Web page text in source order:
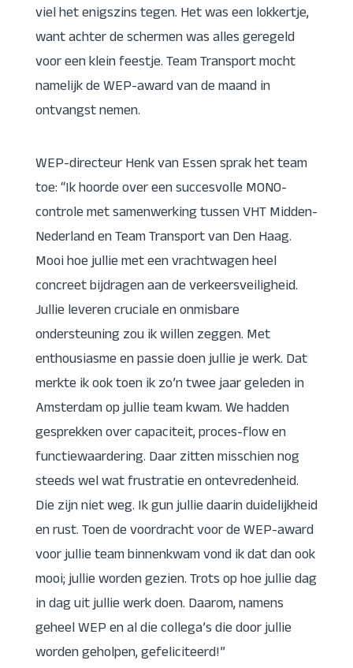
viel het enigszins tegen. Het was een lokkertje,
want achter de schermen was alles geregeld
voor een klein feestje. Team Transport mocht
namelijk de WEP-award van de maand in
ontvangst nemen.
WEP-directeur Henk van Essen sprak het team
toe: “Ik hoorde over een succesvolle MONO-
controle met samenwerking tussen VHT Midden-
Nederland en Team Transport van Den Haag.
Mooi hoe jullie met een vrachtwagen heel
concreet bijdragen aan de verkeersveiligheid.
Jullie leveren cruciale en onmisbare
ondersteuning zou ik willen zeggen. Met
enthousiasme en passie doen jullie je werk. Dat
merkte ik ook toen ik zo’n twee jaar geleden in
Amsterdam op jullie team kwam. We hadden
gesprekken over capaciteit, proces-flow en
functiewaardering. Daar zitten misschien nog
steeds wel wat frustratie en ontevredenheid.
Die zijn niet weg. Ik gun jullie daarin duidelijkheid
en rust. Toen de voordracht voor de WEP-award
voor jullie team binnenkwam vond ik dat dan ook
mooi; jullie worden gezien. Trots op hoe jullie dag
in dag uit jullie werk doen. Daarom, namens
geheel WEP en al die collega’s die door jullie
worden geholpen, gefeliciteerd!”